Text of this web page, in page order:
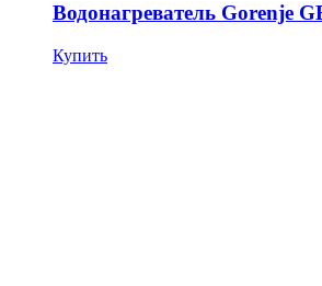
Водонагреватель Gorenje
Купить